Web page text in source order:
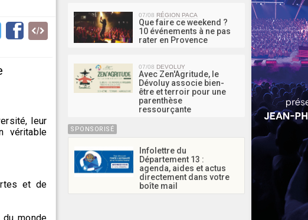
leur
véritable
et de
07/08 RÉGION PACA
Que faire ce weekend ?
10 événements à ne pas
rater en Provence
07/08 DEVOLUY
Avec Zen'Agritude, le
Dévoluy associe bien-
être et terroir pour une
parenthèse
ressourçante
SPONSORISÉ
Infolettre du
Département 13 :
agenda, aides et actus
directement dans votre
boîte mail